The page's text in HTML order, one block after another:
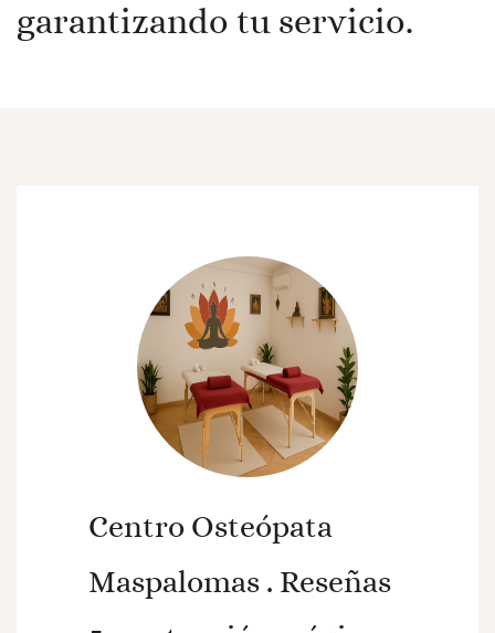
garantizando tu servicio.
Centro Osteópata
Maspalomas . Reseñas